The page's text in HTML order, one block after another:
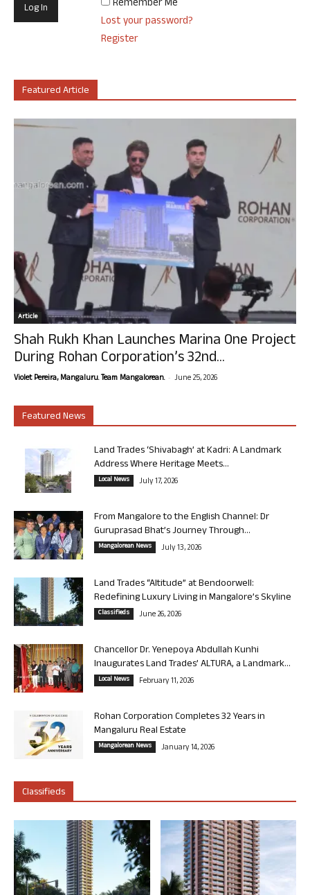
Remember Me
Lost your password?
Register
Featured Article
Article
Shah Rukh Khan Launches Marina One Project
During Rohan Corporation’s 32nd...
Violet Pereira, Mangaluru. Team Mangalorean. - June 25, 2026
Featured News
Land Trades ‘Shivabagh’ at Kadri: A Landmark
Address Where Heritage Meets...
Local News July 17, 2026
From Mangalore to the English Channel: Dr
Guruprasad Bhat’s Journey Through...
Mangalorean News July 13, 2026
Land Trades “Altitude” at Bendoorwell:
Redefining Luxury Living in Mangalore’s Skyline
Classifieds June 26, 2026
Chancellor Dr. Yenepoya Abdullah Kunhi
Inaugurates Land Trades’ ALTURA, a Landmark...
Local News February 11, 2026
Rohan Corporation Completes 32 Years in
Mangaluru Real Estate
Mangalorean News January 14, 2026
Classifieds